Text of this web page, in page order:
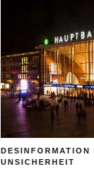
DESINFORMATION
UNSICHERHEIT